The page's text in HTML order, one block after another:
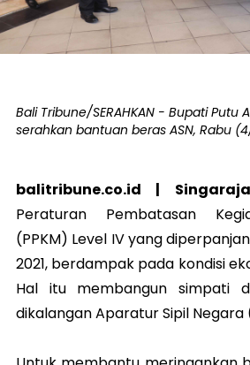
Bali Tribune/SERAHKAN - Bupati Putu
serahkan bantuan beras ASN, Rabu
balitribune.co.id |
Peraturan Pembatasan
(PPKM) Level IV yang
2021, berdampak pada kondisi
Hal itu membangun simpati
dikalangan Aparatur Sipil Negara